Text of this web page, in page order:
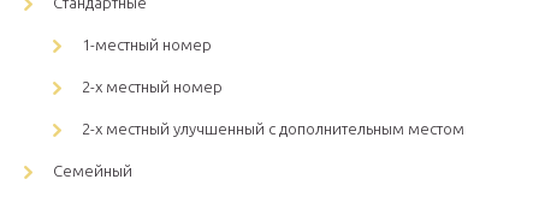
1-местный номер
2-х местный номер
2-х местный улучшенный с дополнительным местом
Семейный